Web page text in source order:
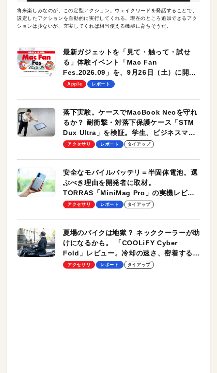
将来楽しみなのが、この定型アクション。ウェイクワードを発話することで、
設定したアクションを自動的に実行してくれる。現在のところ追加できるアク
ションは少ないが、充実してくれば相当使える機能に育ちそうだ。
最新ガジェットを「見て・触って・試せ
る」体験イベント「Mac Fan
Fes.2026.09」を、9月26日（土）に開催
します！
Apple レポート
落下実験。ケースでMacBook Neoを守れ
るか？ 耐衝撃・対落下保護ケース「STM
Dux Ultra」を検証。学生、ビジネスマン
のモバイルユースに最適！
アクセサリ レポート タイアップ
安全なモバイルバッテリ＝半固体電池。選
ぶべき理由を開発者に取材。
TORRAS「MiniMag Pro」の実機レビュ
ーも
アクセサリ レポート タイアップ
夏場のバイクは地獄？ ネッククーラーが助
けになるかも。 「COOLiFY Cyber
Fold」レビュー。冷却の速さ、密着する冷
却プレート、シンプルな操作性がグッド！
アクセサリ レポート タイアップ